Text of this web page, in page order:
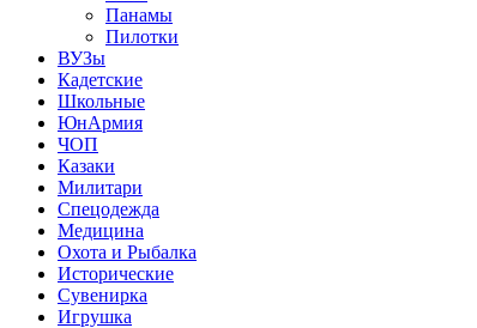
Панамы
Пилотки
ВУЗы
Кадетские
Школьные
ЮнАрмия
ЧОП
Казаки
Милитари
Спецодежда
Медицина
Охота и Рыбалка
Исторические
Сувенирка
Игрушка